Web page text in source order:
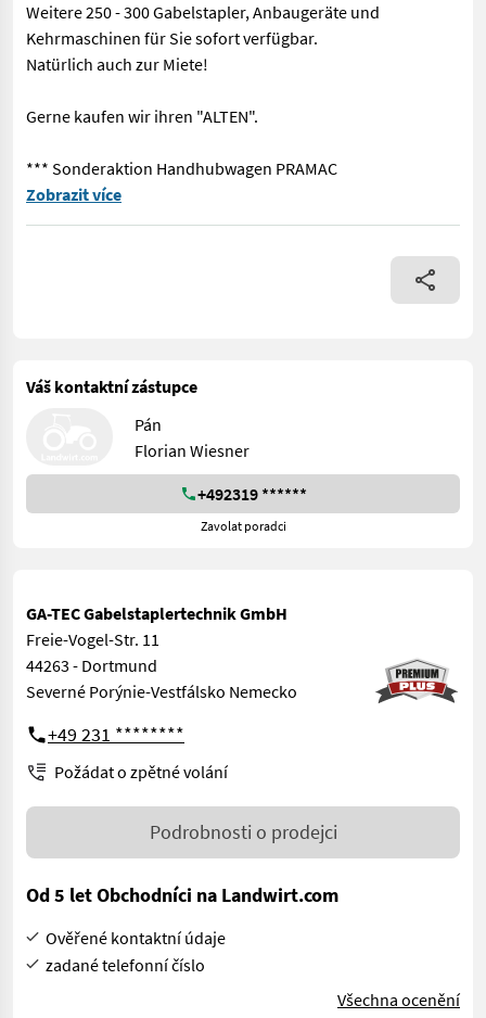
Weitere 250 - 300 Gabelstapler, Anbaugeräte und
Kehrmaschinen für Sie sofort verfügbar.
Natürlich auch zur Miete!
Gerne kaufen wir ihren "ALTEN".
*** Sonderaktion Handhubwagen PRAMAC
== Weitere Informationen (DE) == *Inkl.Hersteller Garantie 12
Zobrazit více
Váš kontaktní zástupce
Pán
Florian Wiesner
+492319 ******
Zavolat poradci
GA-TEC Gabelstaplertechnik GmbH
Freie-Vogel-Str. 11
44263 - Dortmund
Severné Porýnie-Vestfálsko Nemecko
+49 231 ********
Požádat o zpětné volání
Podrobnosti o prodejci
Od 5 let Obchodníci na Landwirt.com
Ověřené kontaktní údaje
zadané telefonní číslo
Všechna ocenění